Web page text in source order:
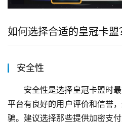
如何选择合适的皇冠卡盟
安全性
安全性是选择皇冠卡盟时
平台有良好的用户评价和信誉
骗。建议选择那些提供加密支